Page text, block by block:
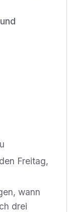
Freitag,
wann
drei